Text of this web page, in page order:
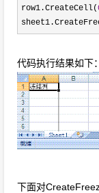
row1.CreateCell(
代码执行结果如下：
下面对